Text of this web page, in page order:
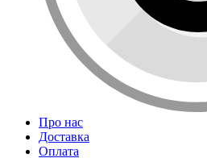
Про нас
Доставка
Оплата